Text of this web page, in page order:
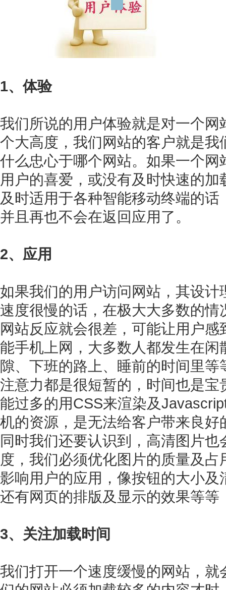
1、体验
我们所说的用户体验就是对一个
个大高度，我们网站的客户就是
什么忠心于哪个网站。如果一个
用户的喜爱，或没有及时快速的
及时适用于各种智能移动终端的
并且再也不会在返回应用了。
2、应用
如果我们的用户访问网站，其设
速度很慢的话，在极大大多数的
网站反应就会很差，可能让用户
能手机上网，大多数人都发生在
隙、下班的路上、睡前的时间里
注意力都是很短暂的，时间也是
能过多的用CSS来渲染及
机的资源，是无法给客户带来良好
同时我们还要认识到，高清图片
度，我们必须优化图片的质量及
影响用户的应用，像按钮的大小
还有网页的排版及显示的效果等
3、关注加载时间
我们打开一个速度缓慢的网站，